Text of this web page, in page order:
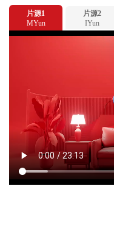
片源1
MYun
片源2
IYun